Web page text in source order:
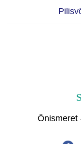
Önismeret